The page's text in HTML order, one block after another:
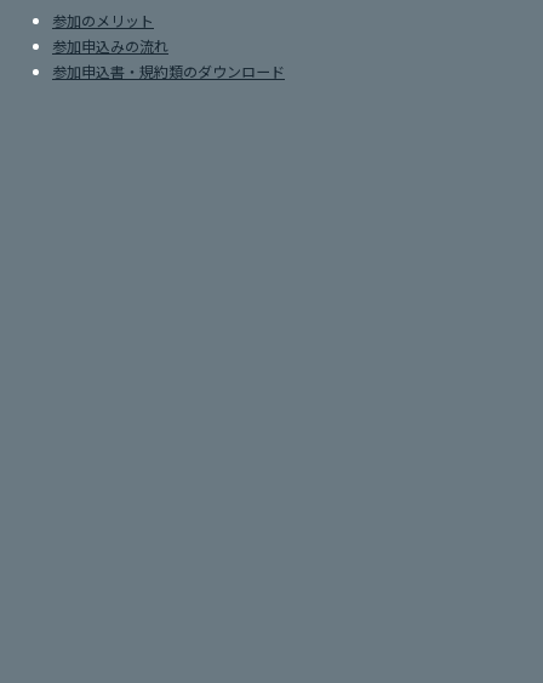
参加のメリット
参加申込みの流れ
参加申込書・規約類のダウンロード